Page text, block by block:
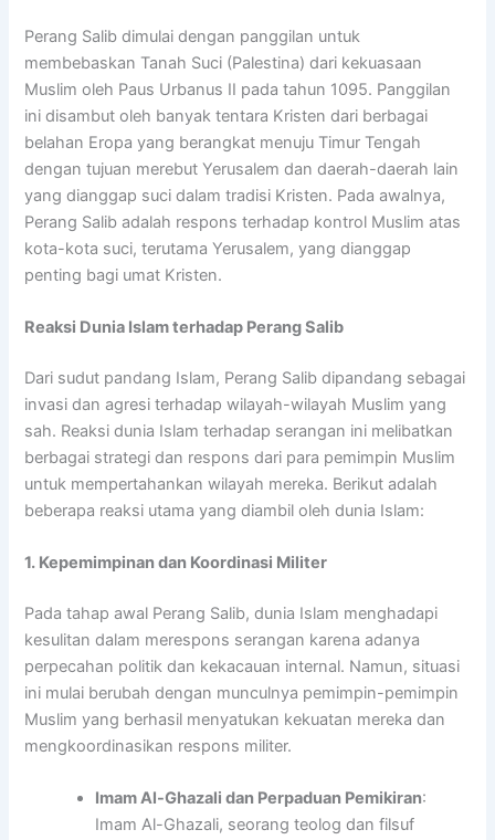
Perang Salib dimulai dengan panggilan untuk
membebaskan Tanah Suci (Palestina) dari kekuasaan
Muslim oleh Paus Urbanus II pada tahun 1095. Panggilan
ini disambut oleh banyak tentara Kristen dari berbagai
belahan Eropa yang berangkat menuju Timur Tengah
dengan tujuan merebut Yerusalem dan daerah-daerah lain
yang dianggap suci dalam tradisi Kristen. Pada awalnya,
Perang Salib adalah respons terhadap kontrol Muslim atas
kota-kota suci, terutama Yerusalem, yang dianggap
penting bagi umat Kristen.
Reaksi Dunia Islam terhadap Perang Salib
Dari sudut pandang Islam, Perang Salib dipandang sebagai
invasi dan agresi terhadap wilayah-wilayah Muslim yang
sah. Reaksi dunia Islam terhadap serangan ini melibatkan
berbagai strategi dan respons dari para pemimpin Muslim
untuk mempertahankan wilayah mereka. Berikut adalah
beberapa reaksi utama yang diambil oleh dunia Islam:
1. Kepemimpinan dan Koordinasi Militer
Pada tahap awal Perang Salib, dunia Islam menghadapi
kesulitan dalam merespons serangan karena adanya
perpecahan politik dan kekacauan internal. Namun, situasi
ini mulai berubah dengan munculnya pemimpin-pemimpin
Muslim yang berhasil menyatukan kekuatan mereka dan
mengkoordinasikan respons militer.
Imam Al-Ghazali dan Perpaduan Pemikiran:
Imam Al-Ghazali, seorang teolog dan filsuf